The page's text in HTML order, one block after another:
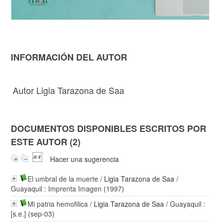
INFORMACIÓN DEL AUTOR
Autor Ligia Tarazona de Saa
DOCUMENTOS DISPONIBLES ESCRITOS POR
ESTE AUTOR (2)
Hacer una sugerencia
El umbral de la muerte / Ligia Tarazona de Saa /
Guayaquil : Imprenta Imagen (1997)
Mi patria hemofilica / Ligia Tarazona de Saa / Guayaquil :
[s.e.] (sep-03)